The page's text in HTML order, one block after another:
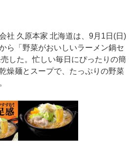
社 久原本家 北海道は、9月1日(日)
ら「野菜がおいしいラーメン鍋セ
した。忙しい毎日にぴったりの簡
燥麺とスープで、たっぷりの野菜